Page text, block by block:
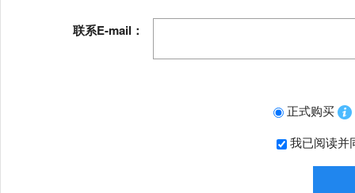
联系E-mail：
正式购买
我已阅读